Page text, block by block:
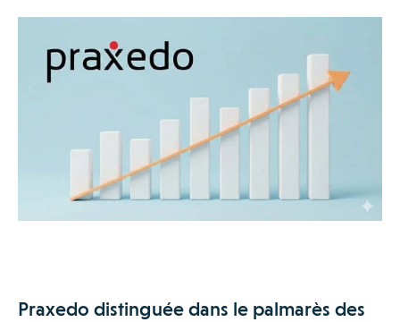
Praxedo distinguée dans le palmarès des